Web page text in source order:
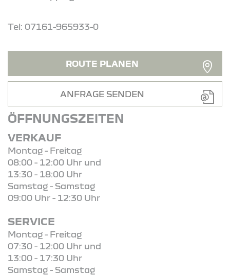
Tel: 07161-965933-0
ROUTE PLANEN
ANFRAGE SENDEN
ÖFFNUNGSZEITEN
VERKAUF
Montag - Freitag
08:00 - 12:00 Uhr und
13:30 - 18:00 Uhr
Samstag - Samstag
09:00 Uhr - 12:30 Uhr
SERVICE
Montag - Freitag
07:30 - 12:00 Uhr und
13:00 - 17:30 Uhr
Samstag - Samstag